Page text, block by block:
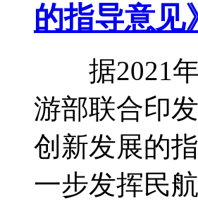
的指导意见
据2021年5
游部联合印
创新发展的
一步发挥民